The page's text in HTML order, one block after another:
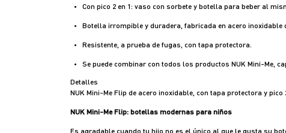
Con pico 2 en 1: vaso con sorbete y botella para beber al
Botella irrompible y duradera, fabricada en acero inoxidable
Resistente, a prueba de fugas, con tapa protectora.
Se puede combinar con todos los productos NUK Mini-Me,
Detalles
NUK Mini-Me Flip de acero inoxidable, con tapa protectora y
NUK Mini-Me Flip: botellas modernas para niños